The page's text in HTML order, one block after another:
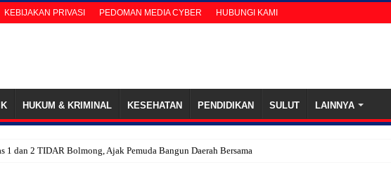
KEBIJAKAN PRIVASI PEDOMAN MEDIA CYBER HUBUNGI KAMI
HUKUM & KRIMINAL KESEHATAN PENDIDIKAN SULUT LAINNYA
1 dan 2 TIDAR Bolmong, Ajak Pemuda Bangun Daerah Bersama